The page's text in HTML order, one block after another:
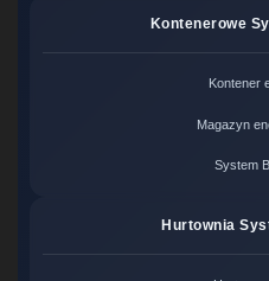
Kontenerowe
Kontener
Magazyn
System
Hurtownia